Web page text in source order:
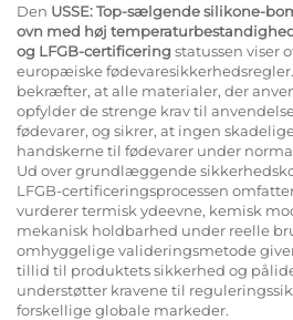
Den USSE: Top-sælgende silikone-
ovn med høj
og LFGB-certificeringstatussen viser
europæiske
bekræfter, at alle materialer, der
opfylder de strenge krav til
fødevarer, og sikrer, at ingen
handskerne til fødevarer under
Ud over grundlæggende
LFGB-certificeringsprocessen
vurderer termisk ydeevne, kemisk
mekanisk holdbarhed under reelle
omhyggelige valideringsmetode
tillid til produktets sikkerhed og
understøtter kravene til
forskellige globale markeder.